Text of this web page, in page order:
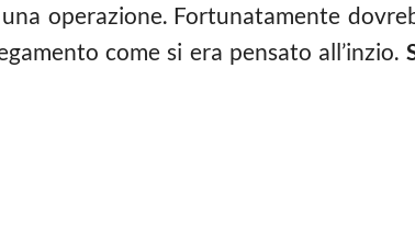
operazione. Fortunatamente
come si era pensato all’inzio.